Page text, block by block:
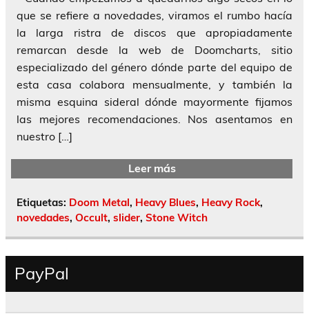
que se refiere a novedades, viramos el rumbo hacía
la larga ristra de discos que apropiadamente
remarcan desde la web de Doomcharts, sitio
especializado del género dónde parte del equipo de
esta casa colabora mensualmente, y también la
misma esquina sideral dónde mayormente fijamos
las mejores recomendaciones. Nos asentamos en
nuestro […]
Leer más
Etiquetas: Doom Metal, Heavy Blues, Heavy Rock,
novedades, Occult, slider, Stone Witch
PayPal